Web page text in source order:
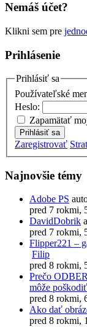
Nemáš účet?
Klikni sem pre
Prihlásenie
Prihlásiť sa
Používateľské
Heslo:
Zapamätať
Prihlásiť sa
Zaregistrovať
Najnovšie témy
Adobe PS
pred 7 rokmi,
DavidDobrik
pred 7 rokmi,
Flipper221 –
Filip
pred 8 rokmi,
Prečo
môže
pred 8 rokmi,
Ako dať
pred 8 rokmi,